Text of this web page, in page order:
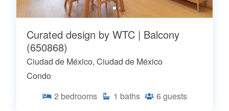
Curated design by WTC | Balcony
(650868)
Ciudad de México, Ciudad de México
Condo
2 bedrooms 1 baths 6 guests